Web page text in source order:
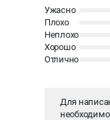
Ужасно
Плохо
Неплохо
Хорошо
Отлично
Для